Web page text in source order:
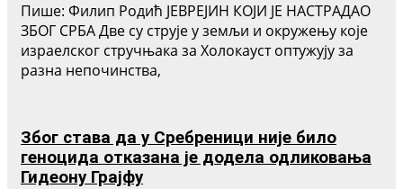
Пише: Филип Родић ЈЕВРЕЈИН КОЈИ ЈЕ НАСТРАДАО
ЗБОГ СРБА Две су струје у земљи и окружењу које
израелског стручњака за Холокауст оптужују за
разна непочинства,
Због става да у Сребреници није било
геноцида отказана је додела одликовања
Гидеону Грајфу